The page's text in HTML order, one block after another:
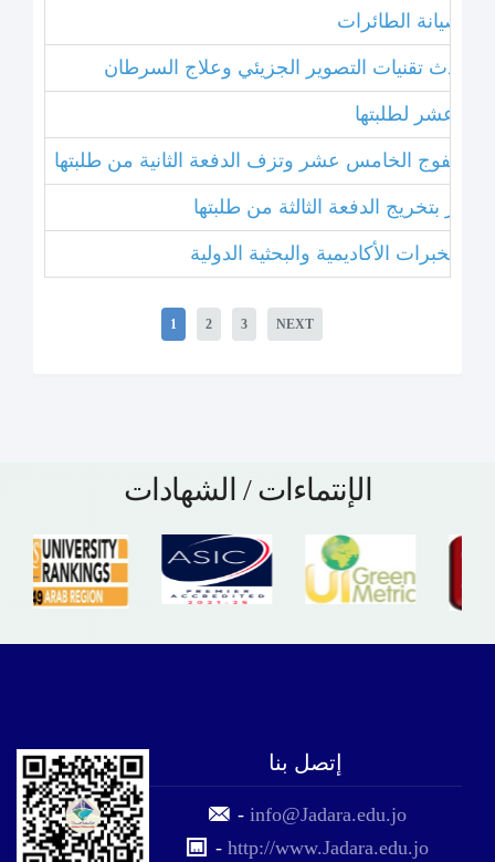
صيانة الطائرات
أحدث تقنيات التصوير الجزيئي وعلاج السرطان
عشر لطلبتها
الفوج الخامس عشر وتزف الدفعة الثانية من طلبتها
بتخريج الدفعة الثالثة من طلبتها
1 2 3 NEXT
الإنتماءات / الشهادات
إتصل بنا
-info@Jadara.edu.jo
-http://www.Jadara.edu.jo